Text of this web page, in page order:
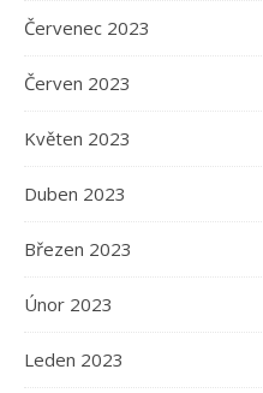
Červenec 2023
Červen 2023
Květen 2023
Duben 2023
Březen 2023
Únor 2023
Leden 2023